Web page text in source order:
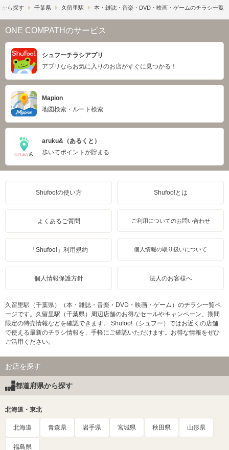
から探す 千葉県 久留里駅 本・雑誌・音楽・DVD・映画・ゲームのチラシ一覧
ONE COMPATHのサービス
シュフーチラシアプリ
アプリならお気に入りのお店がすぐに見つかる！
Mapion
地図検索・ルート検索
aruku&（あるくと）
歩いてポイントが貯まる
Shufoo!の使い方 Shufoo!とは
よくあるご質問 ご利用についてのお問い合わせ
「Shufoo!」利用規約 個人情報の取り扱いについて
個人情報保護方針 法人のお客様へ
久留里駅（千葉県）（本・雑誌・音楽・DVD・映画・ゲーム）のチラシ一覧ペ
ージです。久留里駅（千葉県）周辺店舗のお得なセールやキャンペーン、期間
限定の特売情報などを確認できます。 Shufoo!（シュフー）ではお近くの店舗
で使える最新のチラシ情報を、手軽にご確認いただけます。お得な情報をぜひ
ご活用ください。
お店を探す
都道府県から探す
北海道・東北
北海道 青森県 岩手県 宮城県 秋田県 山形県
福島県